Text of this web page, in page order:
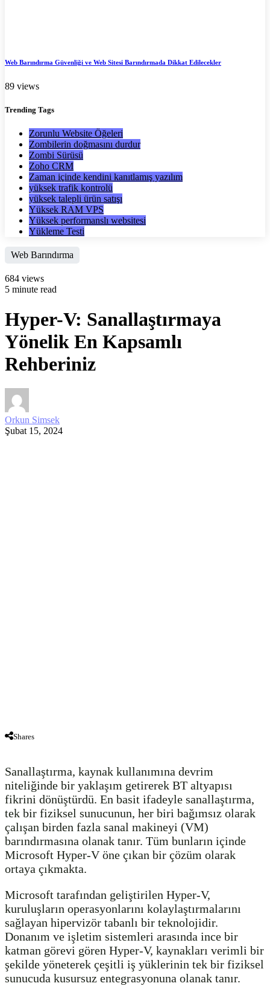
Web Barındırma Güvenliği ve Web Sitesi Barındırmada Dikkat Edilecekler
89 views
Trending Tags
Zorunlu Website Öğeleri
Zombilerin doğmasını durdur
Zombi Sürüsü
Zoho CRM
Zaman içinde kendini kanıtlamış yazılım
yüksek trafik kontrolü
yüksek talepli ürün satışı
Yüksek RAM VPS
Yüksek performanslı websitesi
Yükleme Testi
Web Barındırma
684 views
5 minute read
Hyper-V: Sanallaştırmaya
Yönelik En Kapsamlı
Rehberiniz
Orkun Simsek
Şubat 15, 2024
Shares
Sanallaştırma, kaynak kullanımına devrim
niteliğinde bir yaklaşım getirerek BT altyapısı
fikrini dönüştürdü. En basit ifadeyle sanallaştırma,
tek bir fiziksel sunucunun, her biri bağımsız olarak
çalışan birden fazla sanal makineyi (VM)
barındırmasına olanak tanır. Tüm bunların içinde
Microsoft Hyper-V öne çıkan bir çözüm olarak
ortaya çıkmakta.
Microsoft tarafından geliştirilen Hyper-V,
kuruluşların operasyonlarını kolaylaştırmalarını
sağlayan hipervizör tabanlı bir teknolojidir.
Donanım ve işletim sistemleri arasında ince bir
katman görevi gören Hyper-V, kaynakları verimli bir
şekilde yöneterek çeşitli iş yüklerinin tek bir fiziksel
sunucuda kusursuz entegrasyonuna olanak tanır.